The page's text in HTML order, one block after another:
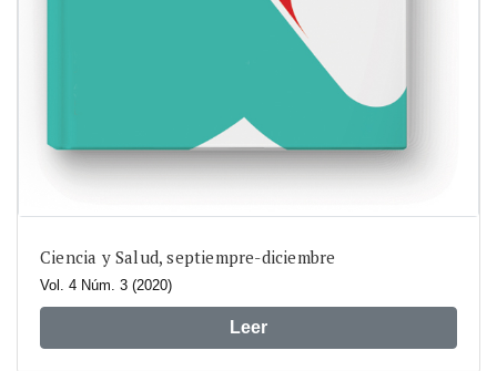
Ciencia y Salud, septiempre-diciembre
Vol. 4 Núm. 3 (2020)
Leer